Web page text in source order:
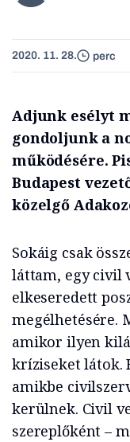
2020. 11. 28. perc
Adjunk esélyt
gondoljunk a
működésére.
Budapest
közelgő
Sokáig csak
láttam, egy civil
elkeseredett
megélhetésére.
amikor ilyen
kríziseket látok.
amikbe
kerülnek. Civil
szereplőként –